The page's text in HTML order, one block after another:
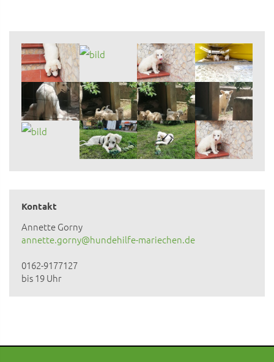
Kontakt
Annette Gorny
annette.gorny@hundehilfe-mariechen.de
0162-9177127
bis 19 Uhr